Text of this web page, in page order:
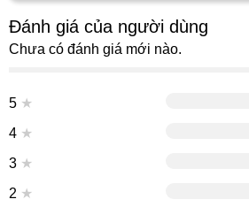
Đánh giá của người dùng
Chưa có đánh giá mới nào.
5 ★
4 ★
3 ★
2 ★